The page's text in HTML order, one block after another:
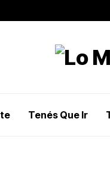
Tenés Que Ir